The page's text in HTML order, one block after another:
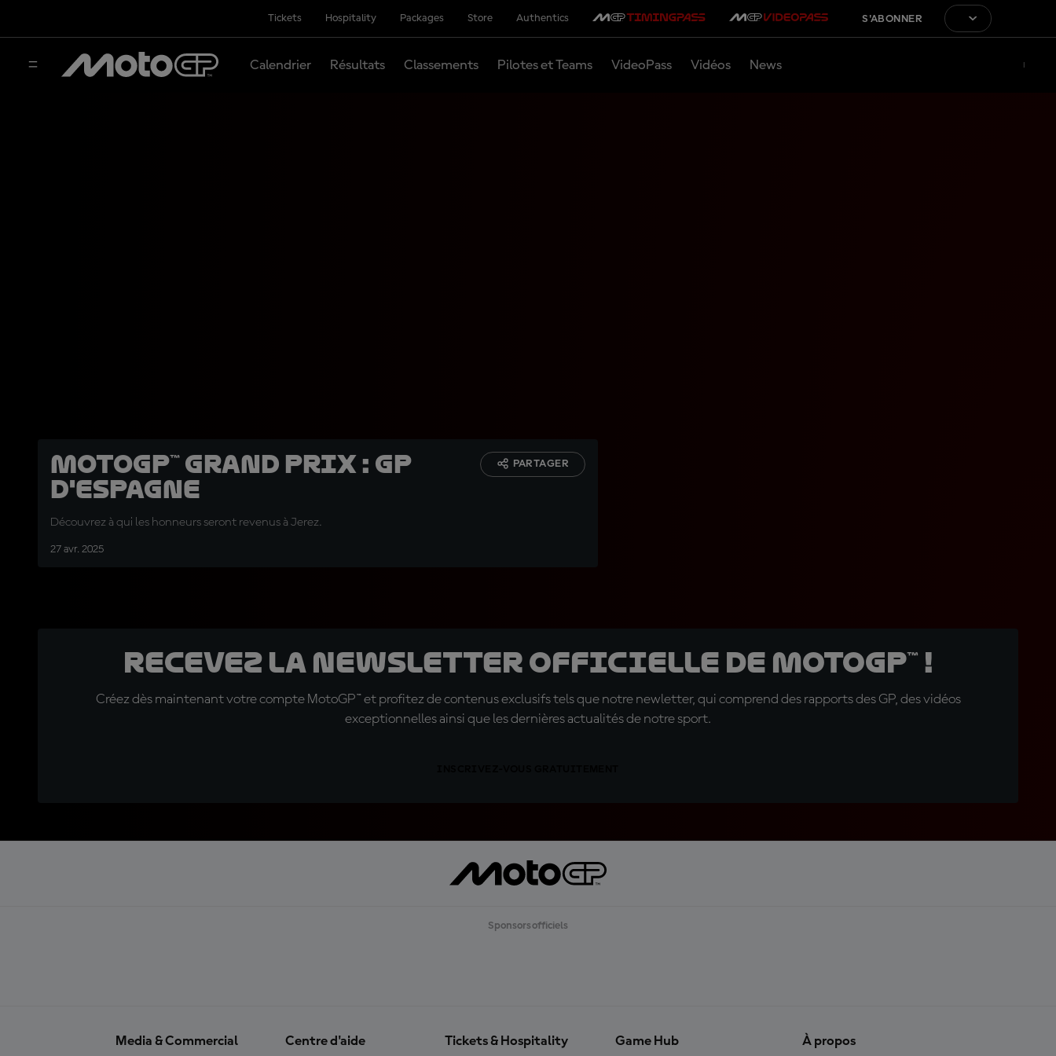
Tickets Hospitality Packages Store Authentics S'ABONNER
Calendrier Résultats Classements Pilotes et Teams VideoPass Vidéos News
MotoGP™ Grand Prix : GP
d'Espagne
Découvrez à qui les honneurs seront revenus à Jerez.
27 avr. 2025
PARTAGER
Recevez la Newsletter officielle de MotoGP™ !
Créez dès maintenant votre compte MotoGP™ et profitez de contenus exclusifs tels que notre newletter, qui comprend des rapports des GP, des vidéos
exceptionnelles ainsi que les dernières actualités de notre sport.
Sponsors officiels
Media & Commercial Centre d'aide Tickets & Hospitality Game Hub À propos